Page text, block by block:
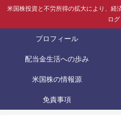
米国株投資と不労所得の拡大により、経
ログ
プロフィール
配当金生活への歩み
米国株の情報源
免責事項